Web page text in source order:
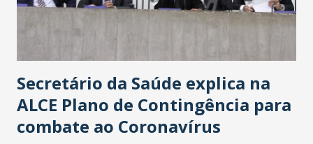
Secretário da Saúde explica na
ALCE Plano de Contingência para
combate ao Coronavírus